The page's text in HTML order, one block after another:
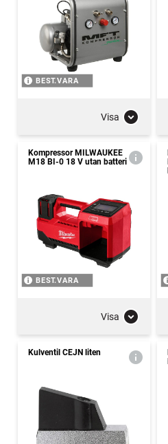
BEST.VARA
Visa
Kompressor MILWAUKEE
M18 BI-0 18 V utan batteri
BEST.VARA
Visa
Kulventil CEJN liten